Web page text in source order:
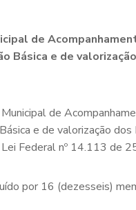
de
Básica e de
de
e de valorização
Lei Federal nº 14.113 de
por 16 (dezesseis)